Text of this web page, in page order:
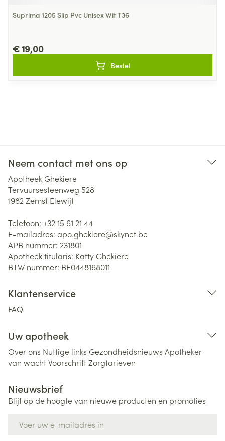
Suprima 1205 Slip Pvc Unisex Wit T36
€ 19,00
Bestel
Neem contact met ons op
Apotheek Ghekiere
Tervuursesteenweg 528
1982 Zemst Elewijt
Telefoon: +32 15 61 21 44
E-mailadres: apo.ghekiere@skynet.be
APB nummer: 231801
Apotheek titularis: Katty Ghekiere
BTW nummer: BE0448168011
Klantenservice
FAQ
Uw apotheek
Over ons Nuttige links Gezondheidsnieuws Apotheker
van wachtVoorschriftZorgtarieven
Nieuwsbrief
Blijf op de hoogte van nieuwe producten en promoties